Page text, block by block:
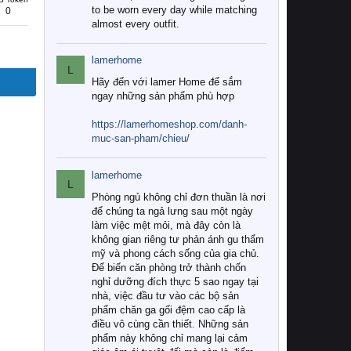
0
to be worn every day while matching
almost every outfit.
L
lamerhome
Hãy đến với lamer Home để sắm
ngay những sản phẩm phù hợp
https://lamerhomeshop.com/danh-
muc-san-pham/chieu/
L
lamerhome
Phòng ngủ không chỉ đơn thuần là nơi
để chúng ta ngả lưng sau một ngày
làm việc mệt mỏi, mà đây còn là
không gian riêng tư phản ánh gu thẩm
mỹ và phong cách sống của gia chủ.
Để biến căn phòng trở thành chốn
nghỉ dưỡng đích thực 5 sao ngay tại
nhà, việc đầu tư vào các bộ sản
phẩm chăn ga gối đệm cao cấp là
điều vô cùng cần thiết. Những sản
phẩm này không chỉ mang lại cảm